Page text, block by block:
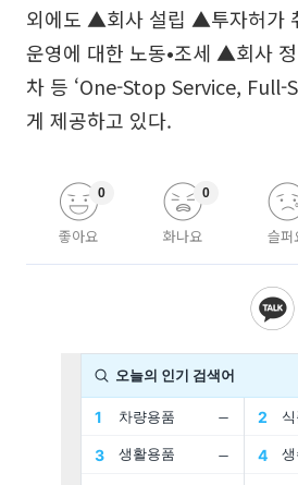
외에도 ▲회사 설립 ▲투자허가
운영에 대한 노동•조세 ▲회사
차 등 ‘One-Stop Service, Full-
게 제공하고 있다.
좋아요
0
화나요
0
슬퍼